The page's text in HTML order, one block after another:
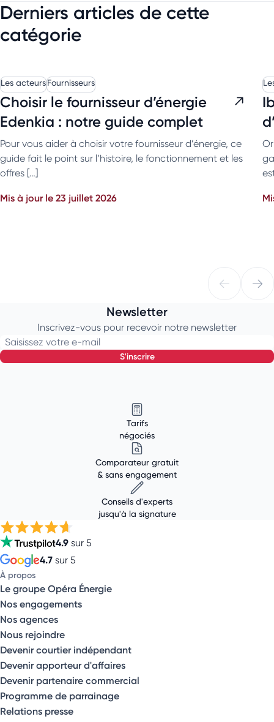
Derniers articles de cette
catégorie
Les acteursFournisseurs
Choisir le fournisseur d’énergie
Edenkia : notre guide complet
Pour vous aider à choisir votre fournisseur d’énergie, ce
guide fait le point sur l’histoire, le fonctionnement et les
offres […]
Mis à jour le 23 juillet 2026
Newsletter
Inscrivez-vous pour recevoir notre newsletter
Saisissez votre e-mail
s'inscrire
Tarifs
négociés
Comparateur gratuit
& sans engagement
Conseils d'experts
jusqu'à la signature
4.9 sur 5
4.7 sur 5
À propos
Le groupe Opéra Énergie
Nos engagements
Nos agences
Nous rejoindre
Devenir courtier indépendant
Devenir apporteur d'affaires
Devenir partenaire commercial
Programme de parrainage
Relations presse